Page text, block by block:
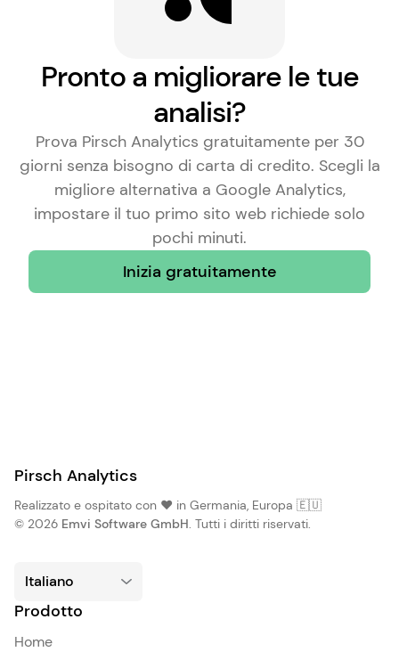
Pronto a migliorare le tue
analisi?
Prova Pirsch Analytics gratuitamente per 30
giorni senza bisogno di carta di credito. Scegli la
migliore alternativa a Google Analytics,
impostare il tuo primo sito web richiede solo
pochi minuti.
Inizia gratuitamente
Pirsch Analytics
Realizzato e ospitato con ❤️ in Germania, Europa 🇪🇺
© 2026 Emvi Software GmbH. Tutti i diritti riservati.
Prodotto
Home